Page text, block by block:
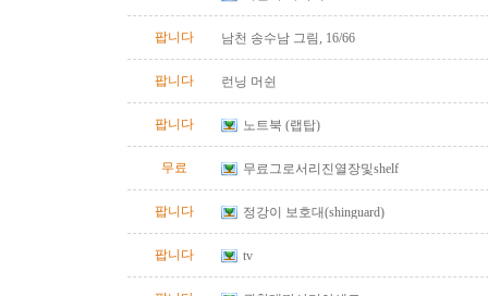
팝니다 남천 송수남 그림, 16/66
팝니다 런닝 머쉰
팝니다 노트북 (랩탑)
무료 무료그로서리진열장및shelf
팝니다 정강이 보호대(shinguard)
팝니다 tv